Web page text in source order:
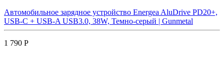
Автомобильное зарядное устройство Energea AluDrive PD20+,
USB-C + USB-A USB3.0, 38W, Темно-серый | Gunmetal
1 790 Р